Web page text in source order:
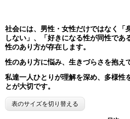
社会には、男性・女性だけではなく「
しない」、「好きになる性が同性であ
性のあり方が存在します。
性のあり方に悩み、生きづらさを抱え
私達一人ひとりが理解を深め、多様性
とが大切です。
表のサイズを切り替える